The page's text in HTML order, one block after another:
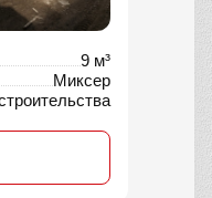
9 м³
Миксер